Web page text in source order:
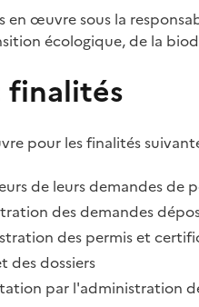
en œuvre sous la
écologique, de la
finalités
pour les finalités
de leurs demandes
des demandes
des permis et
des dossiers
par l'administration